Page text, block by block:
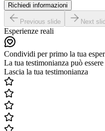
Richiedi informazioni
Previous slide Next
Esperienze reali
Condividi per primo la tua
La tua testimonianza può
Lascia la tua testimonianza